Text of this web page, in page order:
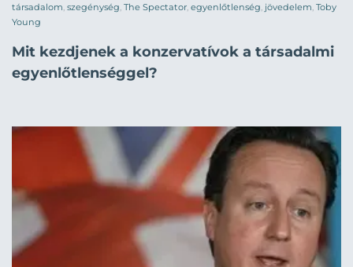
társadalom szegénység The Spectator egyenlőtlenség jövedelem Toby
Young
Mit kezdjenek a konzervatívok a társadalmi
egyenlőtlenséggel?